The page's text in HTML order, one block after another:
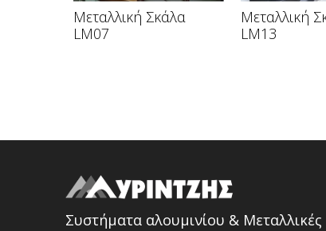
Μεταλλική Σκάλα
LM07
Μεταλλική
LM13
Συστήματα αλουμινίου & Μεταλλικές